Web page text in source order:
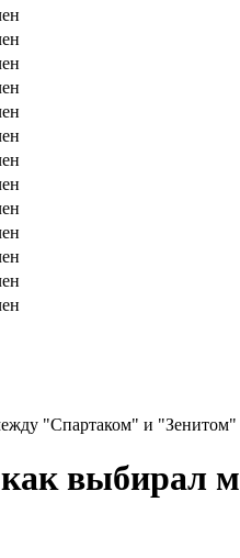
"Спартаком" и "Зенитом"
как